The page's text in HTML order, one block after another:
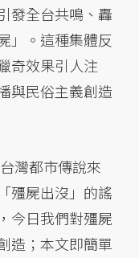
發全台共鳴、轟
」。這種集體反
奇效果引人注
與民俗主義創造
灣都市傳說來
殭屍出沒」的謠
今日我們對殭屍
造；本文即簡單